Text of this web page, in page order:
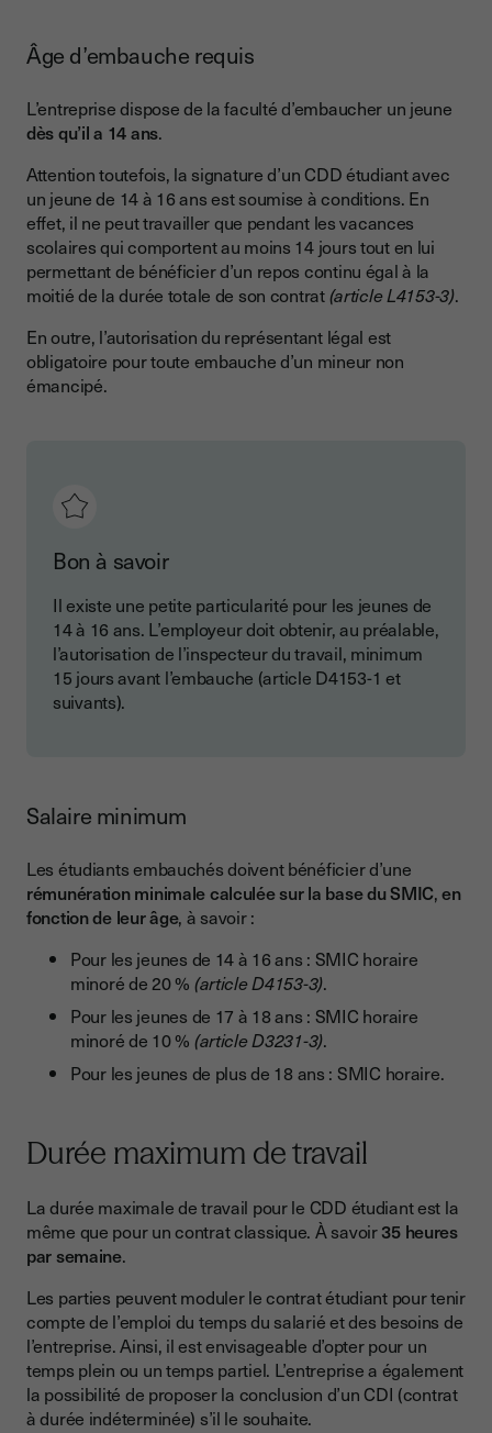
Âge d’embauche requis
L’entreprise dispose de la faculté d’embaucher un jeune
dès qu’il a 14 ans.
Attention toutefois, la signature d’un CDD étudiant avec
un jeune de 14 à 16 ans est soumise à conditions. En
effet, il ne peut travailler que pendant les vacances
scolaires qui comportent au moins 14 jours tout en lui
permettant de bénéficier d’un repos continu égal à la
moitié de la durée totale de son contrat(article L4153-3).
En outre, l’autorisation du représentant légal est
obligatoire pour toute embauche d’un mineur non
émancipé.
Bon à savoir
Il existe une petite particularité pour les jeunes de
14 à 16 ans. L’employeur doit obtenir, au préalable,
l’autorisation de l’inspecteur du travail, minimum
15 jours avant l’embauche (article D4153-1 et
suivants).
Salaire minimum
Les étudiants embauchés doivent bénéficier d’une
rémunération minimale calculée sur la base du SMIC,en
fonction de leur âge, à savoir :
Pour les jeunes de 14 à 16 ans : SMIC horaire
minoré de 20 % (article D4153-3).
Pour les jeunes de 17 à 18 ans : SMIC horaire
minoré de 10 % (article D3231-3).
Pour les jeunes de plus de 18 ans : SMIC horaire.
Durée maximum de travail
La durée maximale de travail pour le CDD étudiant est la
même que pour un contrat classique. À savoir35 heures
par semaine.
Les parties peuvent moduler le contrat étudiant pour tenir
compte de l’emploi du temps du salarié et des besoins de
l’entreprise. Ainsi, il est envisageable d’opter pour un
temps plein ou un temps partiel. L’entreprise a également
la possibilité de proposer la conclusion d’un CDI (contrat
à durée indéterminée) s’il le souhaite.